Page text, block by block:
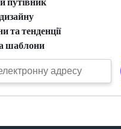
та тенденції
шаблони